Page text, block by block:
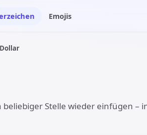
Emojis
Dollar
Stelle wieder einfügen –